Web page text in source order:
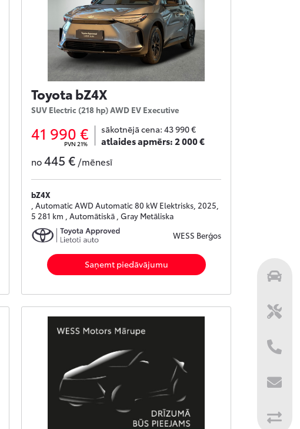
Toyota bZ4X
SUV Electric (218 hp) AWD EV Executive
41 990 €
PVN 21%
sākotnējā cena: 43 990 €
atlaides apmērs:2 000 €
no445 € /mēnesī
bZ4X
, Automatic AWD Automatic 80 kW Elektrisks, 2025,
5 281 km , Automātiskā , Gray Metāliska
WESS Berģos
Saņemt piedāvājumu